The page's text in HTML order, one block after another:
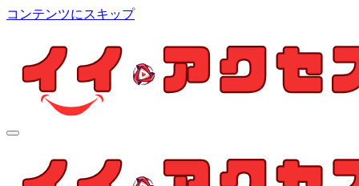
コンテンツにスキップ